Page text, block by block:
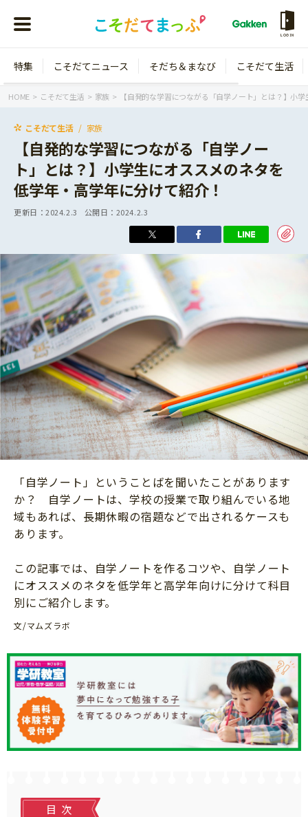
LOGIN
年齢から探す
3歳
年中
年長
小学1年生
小学2年生
小学3年生
小学4年生
小学5年生
小学6年生
こそだてニュース
イベント
ニュース
そだち＆まなび
ワーク・ドリル
幼稚園・保育園
小学校
科学・プログラミング
教育・学習
絵本・読み聞かせ
自由研究・工作
読書感想文
本・読書
英語
習い事
知育
こそだて生活
住まい
ファッション・美容
行事・イベント
トラブル
親子でいっしょに
人間関係
おでかけ
家族
料理
マネー
健康
こそだてマンガ
特集 こそだてニュース そだち＆まなび こそだて生活
HOME こそだて生活 家族 【自発的な学習につながる「自学ノート」とは？】小
こそだて生活 家族
【自発的な学習につながる「自学ノー
ト」とは？】小学生にオススメのネタを
低学年・高学年に分けて紹介！
更新日：2024.2.3 公開日： 2024.2.3
「自学ノート」ということばを聞いたことがあります
か？ 自学ノートは、学校の授業で取り組んでいる地
域もあれば、長期休暇の宿題などで出されるケースも
あります。
この記事では、自学ノートを作るコツや、自学ノート
にオススメのネタを低学年と高学年向けに分けて科目
別にご紹介します。
文/マムズラボ
目次